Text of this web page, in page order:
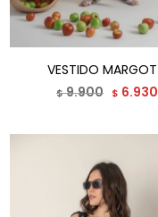
VESTIDO MARGOT
$9.900 $ 6.930